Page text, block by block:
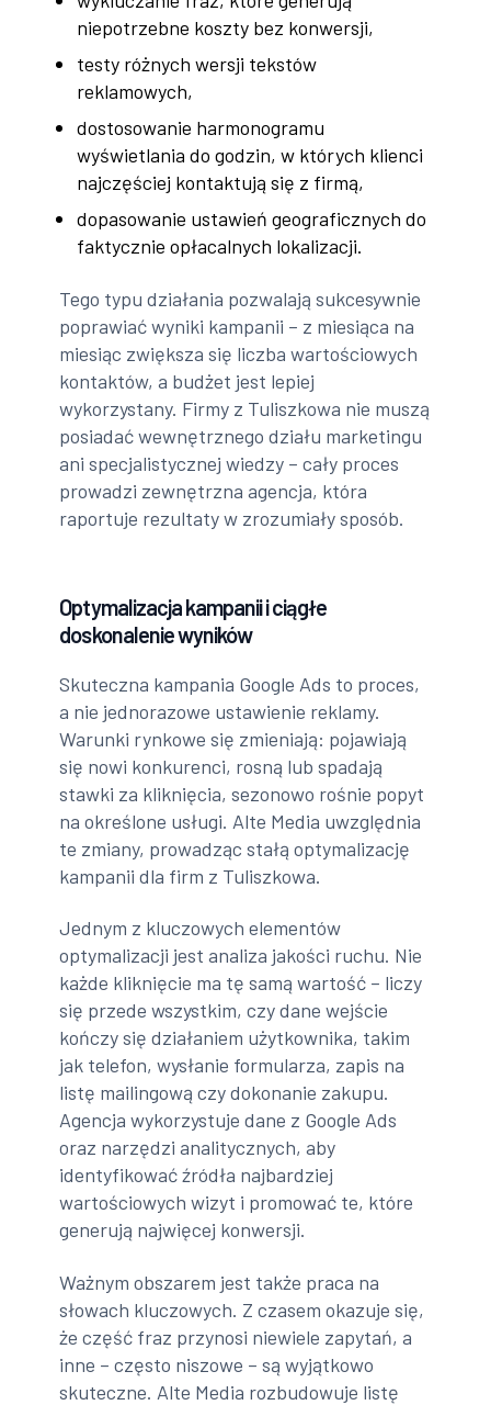
niepotrzebne koszty bez konwersji,
testy różnych wersji tekstów
reklamowych,
dostosowanie harmonogramu
wyświetlania do godzin, w których klienci
najczęściej kontaktują się z firmą,
dopasowanie ustawień geograficznych do
faktycznie opłacalnych lokalizacji.
Tego typu działania pozwalają sukcesywnie
poprawiać wyniki kampanii – z miesiąca na
miesiąc zwiększa się liczba wartościowych
kontaktów, a budżet jest lepiej
wykorzystany. Firmy z Tuliszkowa nie muszą
posiadać wewnętrznego działu marketingu
ani specjalistycznej wiedzy – cały proces
prowadzi zewnętrzna agencja, która
raportuje rezultaty w zrozumiały sposób.
Optymalizacja kampanii i ciągłe
doskonalenie wyników
Skuteczna kampania Google Ads to proces,
a nie jednorazowe ustawienie reklamy.
Warunki rynkowe się zmieniają: pojawiają
się nowi konkurenci, rosną lub spadają
stawki za kliknięcia, sezonowo rośnie popyt
na określone usługi. Alte Media uwzględnia
te zmiany, prowadząc stałą optymalizację
kampanii dla firm z Tuliszkowa.
Jednym z kluczowych elementów
optymalizacji jest analiza jakości ruchu. Nie
każde kliknięcie ma tę samą wartość – liczy
się przede wszystkim, czy dane wejście
kończy się działaniem użytkownika, takim
jak telefon, wysłanie formularza, zapis na
listę mailingową czy dokonanie zakupu.
Agencja wykorzystuje dane z Google Ads
oraz narzędzi analitycznych, aby
identyfikować źródła najbardziej
wartościowych wizyt i promować te, które
generują najwięcej konwersji.
Ważnym obszarem jest także praca na
słowach kluczowych. Z czasem okazuje się,
że część fraz przynosi niewiele zapytań, a
inne – często niszowe – są wyjątkowo
skuteczne. Alte Media rozbudowuje listę